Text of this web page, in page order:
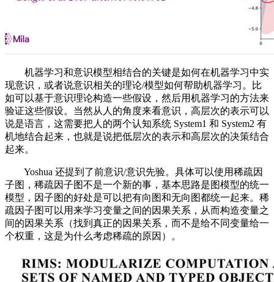
机器学习和意识模型相结合的关键是如何在机器学习中实
现意识，或者说意识相关的理论/模型如何帮助机器学习。比
如可以基于意识理论构造一些假设，然后用机器学习的方法来
验证这些假设。当然从人的角度来看意识，高层次的表示可以
说是语言，这需要把人的两个认知系统 System1 和 System2 有
机地结合起来，也就是说把低层次的表示和高层次的决策结合
起来。
Yoshua 还提到了前意识/意识先验。具体可以使用稀疏因
子图，稀疏因子图不是一个新的事，基本思路是图模型的统一
模型，因子图的好处是可以把有向图和无向图都统一起来。稀
疏因子图可以用来学习变量之间的因果关系，从而构造变量之
间的因果关系（找到真正的因果关系，而不是给不同变量给一
个权重，这是为什么考虑稀疏的原因）。